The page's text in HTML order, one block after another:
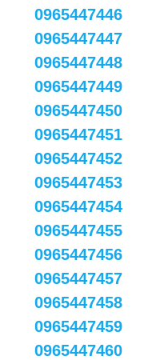
0965447446
0965447447
0965447448
0965447449
0965447450
0965447451
0965447452
0965447453
0965447454
0965447455
0965447456
0965447457
0965447458
0965447459
0965447460